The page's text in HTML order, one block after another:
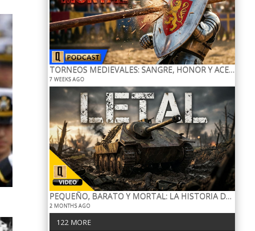
TORNEOS MEDIEVALES: SANGRE, HONOR Y ACERO
7 WEEKS AGO
PEQUEÑO, BARATO Y MORTAL: LA HISTORIA DEL JAGDPANZER 38(T)
2 MONTHS AGO
122 MORE